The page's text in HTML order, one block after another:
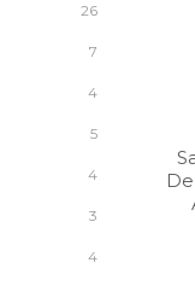
26
7
4
5
4
3
4